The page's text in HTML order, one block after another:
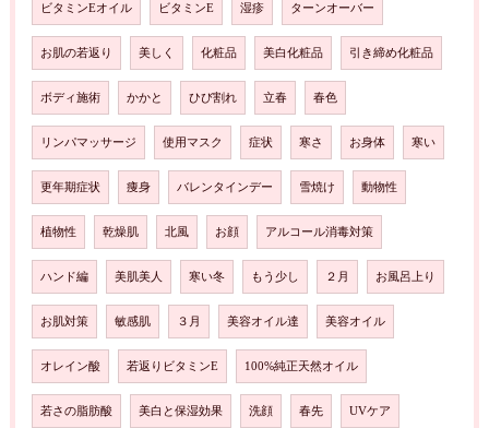
ビタミンEオイル ビタミンE 湿疹 ターンオーバー
お肌の若返り 美しく 化粧品 美白化粧品 引き締め化粧品
ボディ施術 かかと ひび割れ 立春 春色
リンパマッサージ 使用マスク 症状 寒さ お身体 寒い
更年期症状 痩身 バレンタインデー 雪焼け 動物性
植物性 乾燥肌 北風 お顔 アルコール消毒対策
ハンド編 美肌美人 寒い冬 もう少し ２月 お風呂上り
お肌対策 敏感肌 ３月 美容オイル達 美容オイル
オレイン酸 若返りビタミンE 100%純正天然オイル
若さの脂肪酸 美白と保湿効果 洗顔 春先 UVケア